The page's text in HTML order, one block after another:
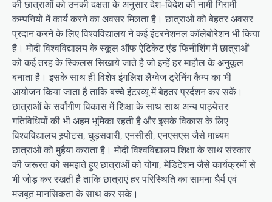
की छात्राओं को उनकी दक्षता के अनुसार देश-विदेश की नामी गिरामी
कम्पनियों में कार्य करने का अवसर मिलता है। छात्राओं को बेहतर अवसर
प्रदान करने के लिए विश्वविद्यालय ने कई इंटरनेशनल कॉलेबोरेशन भी किया
है। मोदी विश्वविद्यालय के स्कूल ऑफ ऐटिकेट एंड फिनीशिंग में छात्राओं
को कई तरह के स्किलस सिखाये जाते है जो इन्हें हर माहौल के अनुकूल
बनाता है। इसके साथ ही विशेष इंगलिश लैंग्वेज ट्रेनिंग कैम्प का भी
आयोजन किया जाता है ताकि बच्चे इंटरव्यू में बेहतर प्रर्दशन कर सकें।
छात्राओं के सर्वांगीण विकास में शिक्षा के साथ साथ अन्य पाठ्येत्तर
गतिविधियों की भी अहम भूमिका रहती है और इसके विकास के लिए
विश्वविद्यालय स्र्पोटस, घुड़सवारी, एनसीसी, एनएसएस जैसे माध्यम
छात्राओं को मुहैया कराता है। मोदी विश्वविद्यालय शिक्षा के साथ संस्कार
की जरूरत को समझते हुए छात्राओं को योगा, मेडिटेशन जैसे कार्यक्रमों से
भी जोड़ कर रखती है ताकि छात्राएं हर परिस्थिति का सामना धैर्य एवं
मजबूत मानसिकता के साथ कर सके।